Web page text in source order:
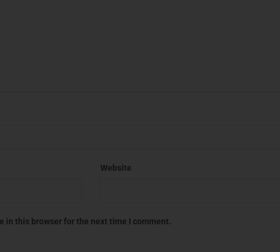
Website
in this browser for the next time I comment.